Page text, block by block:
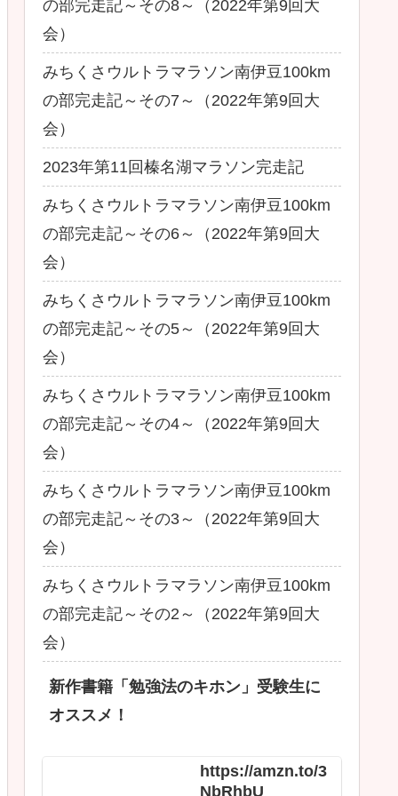
の部完走記～その8～（2022年第9回大
会）
みちくさウルトラマラソン南伊豆100km
の部完走記～その7～（2022年第9回大
会）
2023年第11回榛名湖マラソン完走記
みちくさウルトラマラソン南伊豆100km
の部完走記～その6～（2022年第9回大
会）
みちくさウルトラマラソン南伊豆100km
の部完走記～その5～（2022年第9回大
会）
みちくさウルトラマラソン南伊豆100km
の部完走記～その4～（2022年第9回大
会）
みちくさウルトラマラソン南伊豆100km
の部完走記～その3～（2022年第9回大
会）
みちくさウルトラマラソン南伊豆100km
の部完走記～その2～（2022年第9回大
会）
新作書籍「勉強法のキホン」受験生に
オススメ！
https://amzn.to/3
NbRhbU